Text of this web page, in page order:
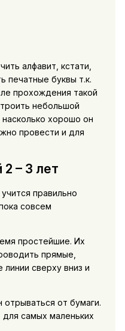
алфавит, кстати,
печатные буквы т.к.
прохождения такой
небольшой
хорошо он
провести и для
– 3 лет
правильно
совсем
простейшие. Их
прямые,
линии сверху вниз и
от бумаги.
самых маленьких